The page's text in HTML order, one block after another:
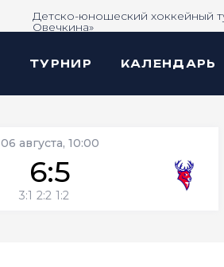
Детско-юношеский хоккейный
Овечкина»
ТУРНИР КАЛЕНДАРЬ
06 августа, 10:00
6:5
3:1 2:2 1:2